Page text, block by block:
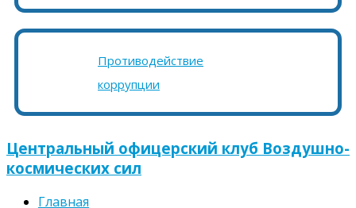
Противодействие
коррупции
Центральный офицерский клуб Воздушно-
космических сил
Главная